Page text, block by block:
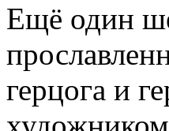
Ещё один
герцога и